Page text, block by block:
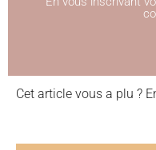
Cet article vous a plu ?